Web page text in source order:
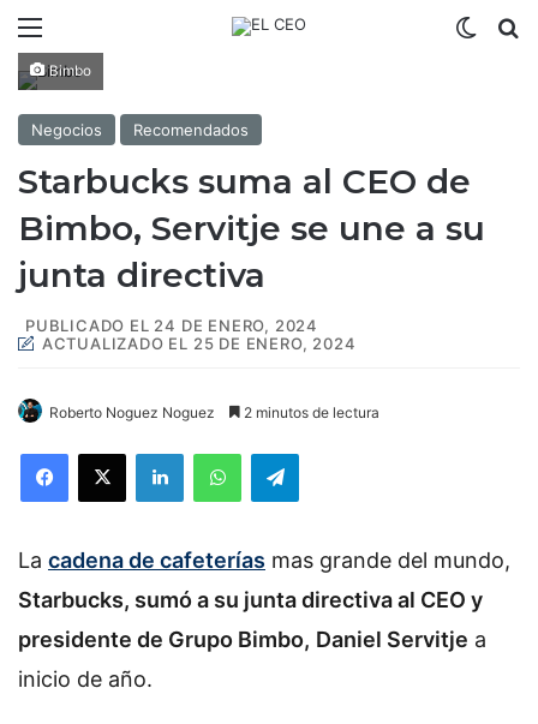
Bimbo
Negocios Recomendados
Starbucks suma al CEO de
Bimbo, Servitje se une a su
junta directiva
PUBLICADO EL 24 DE ENERO, 2024
ACTUALIZADO EL 25 DE ENERO, 2024
Roberto Noguez Noguez 2 minutos de lectura
La cadena de cafeterías mas grande del mundo,
Starbucks, sumó a su junta directiva al CEO y
presidente de Grupo Bimbo, Daniel Servitje a
inicio de año.